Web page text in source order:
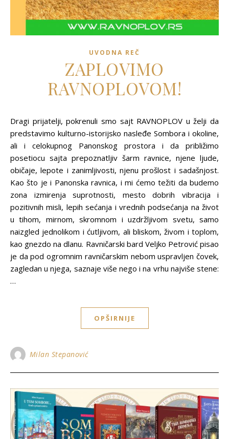
UVODNA REČ
ZAPLOVIMO
RAVNOPLOVOM!
Dragi prijatelji, pokrenuli smo sajt RAVNOPLOV u želji da
predstavimo kulturno-istorijsko nasleđe Sombora i okoline,
ali i celokupnog Panonskog prostora i da približimo
posetiocu sajta prepoznatljiv šarm ravnice, njene ljude,
običaje, lepote i zanimljivosti, njenu prošlost i sadašnjost.
Kao što je i Panonska ravnica, i mi ćemo težiti da budemo
zona izmirenja suprotnosti, mesto dobrih vibracija i
pozitivnih misli, lepih sećanja i vrednih podsećanja na život
u tihom, mirnom, skromnom i uzdržljivom svetu, samo
naizgled jednolikom i ćutljivom, ali bliskom, živom i toplom,
kao gnezdo na dlanu. Ravničarski bard Veljko Petrović pisao
je da pod ogromnim ravničarskim nebom uspravljen čovek,
zagledan u njega, saznaje više nego i na vrhu najviše stene:
…
OPŠIRNIJE
Milan Stepanović